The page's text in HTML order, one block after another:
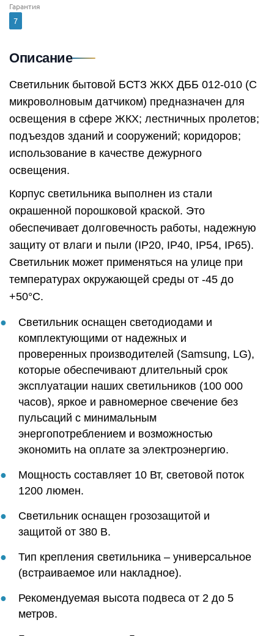
Гарантия
7
Описание
Светильник бытовой БСТЗ ЖКХ ДББ 012-010 (С
микроволновым датчиком) предназначен для
освещения в сфере ЖКХ; лестничных пролетов;
подъездов зданий и сооружений; коридоров;
использование в качестве дежурного
освещения.
Корпус светильника выполнен из стали
окрашенной порошковой краской. Это
обеспечивает долговечность работы, надежную
защиту от влаги и пыли (IP20, IP40, IP54, IP65).
Светильник может применяться на улице при
температурах окружающей среды от -45 до
+50°C.
Светильник оснащен светодиодами и
комплектующими от надежных и
проверенных производителей (Samsung, LG),
которые обеспечивают длительный срок
эксплуатации наших светильников (100 000
часов), яркое и равномерное свечение без
пульсаций с минимальным
энергопотреблением и возможностью
экономить на оплате за электроэнергию.
Мощность составляет 10 Вт, световой поток
1200 люмен.
Светильник оснащен грозозащитой и
защитой от 380 В.
Тип крепления светильника – универсальное
(встраиваемое или накладное).
Рекомендуемая высота подвеса от 2 до 5
метров.